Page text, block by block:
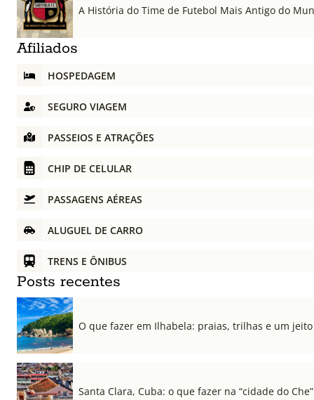
A História do Time de Futebol Mais Antigo do
Afiliados
HOSPEDAGEM
SEGURO VIAGEM
PASSEIOS E ATRAÇÕES
CHIP DE CELULAR
PASSAGENS AÉREAS
ALUGUEL DE CARRO
TRENS E ÔNIBUS
Posts recentes
O que fazer em Ilhabela: praias, trilhas e um
Santa Clara, Cuba: o que fazer na “cidade do Che”